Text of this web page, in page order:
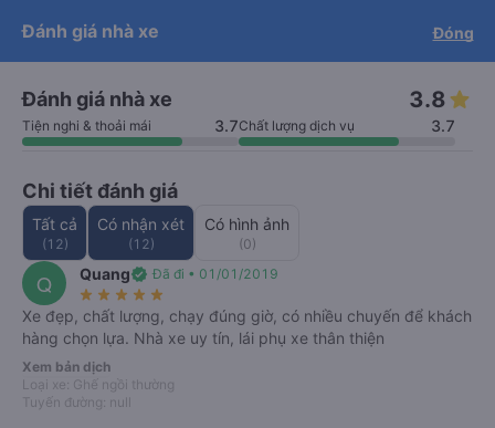
Tải app Vexere ngay!
quyền
Mở app
Tải app Vexere
app
Mở app
cam kết hoàn 150% nếu nhà xe
không cung cấp dịch vụ vận chuyển
Đối tác chính thức của Vexere
Xe Thiên Trường (Vĩnh Yên)
3.8
(12) Số điện thoại
Đóng
Đánh giá nhà xe
Đánh giá nhà xe 3.8
Tiện nghi & thoải mái 3.7Chất lượng dịch vụ 3.7
Chi tiết đánh giá
Tất cả
(12)
Có nhận xét
(12)
Có hình ảnh
(0)
Q Quangverified Đã đi • 01/01/2019
star_rate star_rate star_rate star_rate star_rate
Xe đẹp, chất lượng, chạy đúng giờ, có nhiều chuyến để khách
hàng chọn lựa. Nhà xe uy tín, lái phụ xe thân thiện
Xem bản dịch
Loại xe: Ghế ngồi thường
Tuyến đường: null